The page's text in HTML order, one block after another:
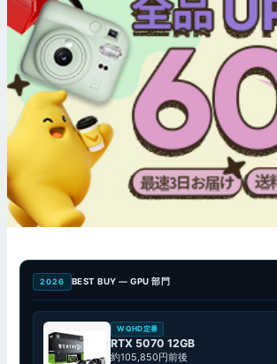
2026 BEST BUY — GPU 部門
WQHD定番
RTX 5070 12GB
約105,850円前後